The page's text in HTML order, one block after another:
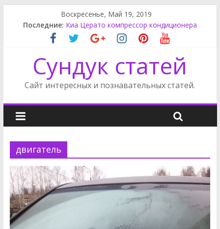
Воскресенье, Май 19, 2019
Последние: Киа Церато компрессор кондиционера
Rак снять обшивку двери Пассат Б3
Карнивал крышка багажника
Приводной ремень Санг Енг Кайрон
Сундук статей
Сайт интересных и познавательных статей.
двигатель